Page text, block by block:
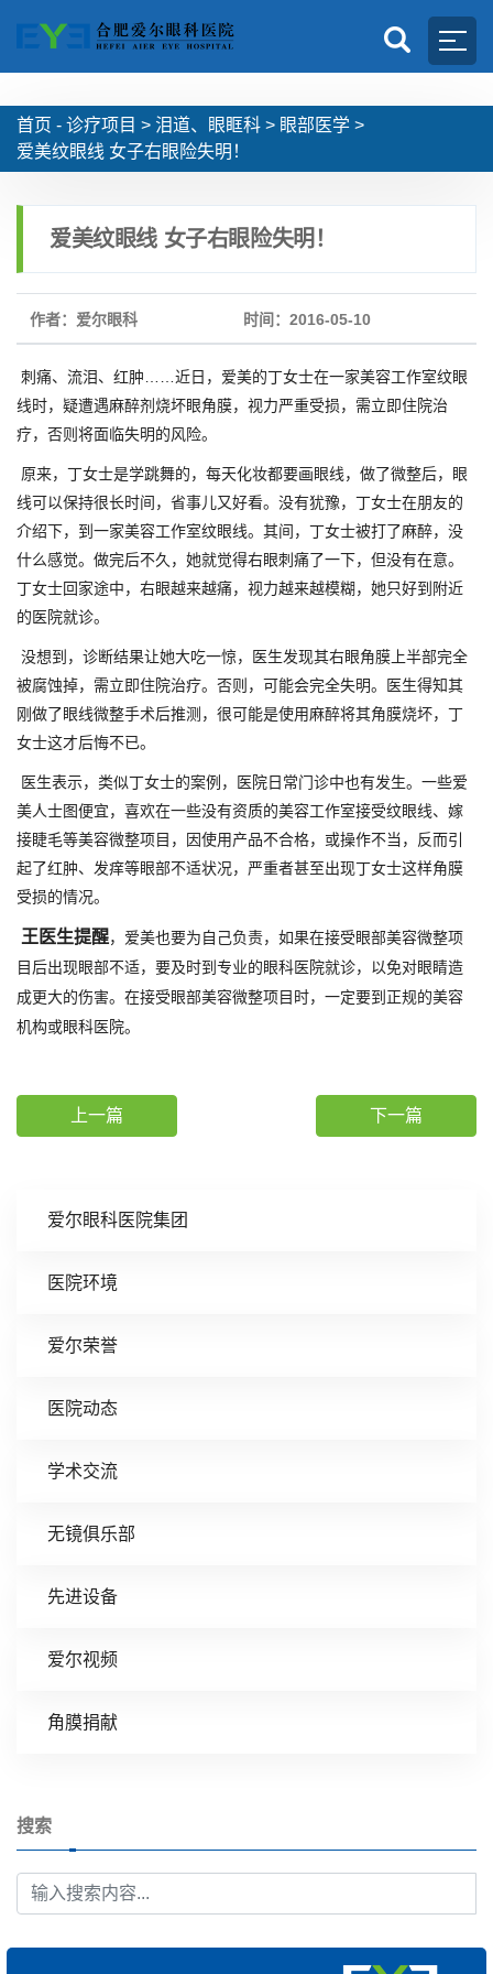
首页 - 诊疗项目 > 泪道、眼眶科 > 眼部医学 >
爱美纹眼线 女子右眼险失明！
爱尔眼科医院集团
医院环境
爱尔荣誉
医院动态
学术交流
无镜俱乐部
先进设备
爱尔视频
角膜捐献
搜索
爱美纹眼线 女子右眼险失明！
作者：爱尔眼科 时间：2016-05-10
刺痛、流泪、红肿……近日，爱美的丁女士在一家美容工作室纹眼
线时，疑遭遇麻醉剂烧坏眼角膜，视力严重受损，需立即住院治
疗，否则将面临失明的风险。
原来，丁女士是学跳舞的，每天化妆都要画眼线，做了微整后，眼
线可以保持很长时间，省事儿又好看。没有犹豫，丁女士在朋友的
介绍下，到一家美容工作室纹眼线。其间，丁女士被打了麻醉，没
什么感觉。做完后不久，她就觉得右眼刺痛了一下，但没有在意。
丁女士回家途中，右眼越来越痛，视力越来越模糊，她只好到附近
的医院就诊。
没想到，诊断结果让她大吃一惊，医生发现其右眼角膜上半部完全
被腐蚀掉，需立即住院治疗。否则，可能会完全失明。医生得知其
刚做了眼线微整手术后推测，很可能是使用麻醉将其角膜烧坏，丁
女士这才后悔不已。
医生表示，类似丁女士的案例，医院日常门诊中也有发生。一些爱
美人士图便宜，喜欢在一些没有资质的美容工作室接受纹眼线、嫁
接睫毛等美容微整项目，因使用产品不合格，或操作不当，反而引
起了红肿、发痒等眼部不适状况，严重者甚至出现丁女士这样角膜
受损的情况。
王医生提醒，爱美也要为自己负责，如果在接受眼部美容微整项
目后出现眼部不适，要及时到专业的眼科医院就诊，以免对眼睛造
成更大的伤害。在接受眼部美容微整项目时，一定要到正规的美容
机构或眼科医院。
上一篇 下一篇